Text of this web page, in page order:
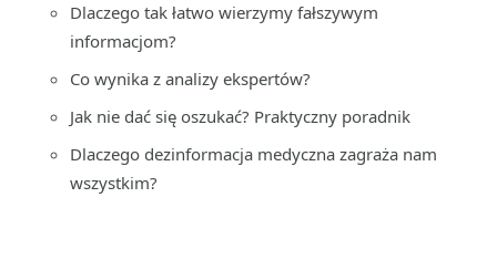
Dlaczego tak łatwo wierzymy fałszywym
informacjom?
Co wynika z analizy ekspertów?
Jak nie dać się oszukać? Praktyczny poradnik
Dlaczego dezinformacja medyczna zagraża nam
wszystkim?